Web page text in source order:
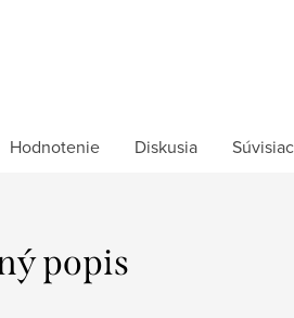
Hodnotenie Diskusia
popis